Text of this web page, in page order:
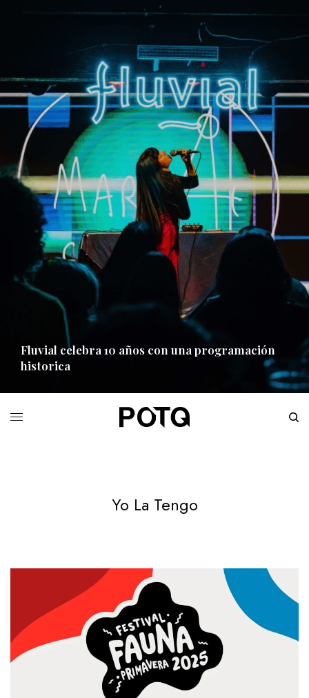
Fluvial celebra 10 años con una programación
historica
Yo La Tengo